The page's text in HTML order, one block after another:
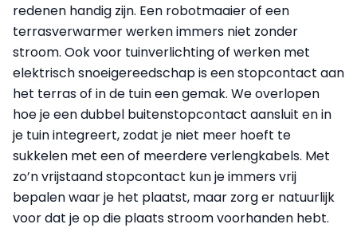
redenen handig zijn. Een robotmaaier of een
terrasverwarmer werken immers niet zonder
stroom. Ook voor tuinverlichting of werken met
elektrisch snoeigereedschap is een stopcontact aan
het terras of in de tuin een gemak. We overlopen
hoe je een dubbel buitenstopcontact aansluit en in
je tuin integreert, zodat je niet meer hoeft te
sukkelen met een of meerdere verlengkabels. Met
zo’n vrijstaand stopcontact kun je immers vrij
bepalen waar je het plaatst, maar zorg er natuurlijk
voor dat je op die plaats stroom voorhanden hebt.